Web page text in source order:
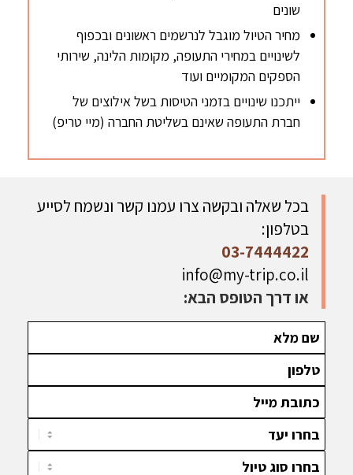
שונים
מחיר הטיול מוגבל לנרשמים ראשונים ובכפוף
לשינויים במחירי התעופה, מקומות הלינה, שירותי
הספקים המקומיים ועוד
ייתכנו שינויים בזמני הטיסות בשל אילוצים של
חברת התעופה שאינם בשליטת החברה (מיי טריפ)
בכל שאלה ובקשה צרו עמנו קשר ונשמח לסייע
בטלפון:
03-7444422
info@my-trip.co.il
או דרך הטופס הבא: